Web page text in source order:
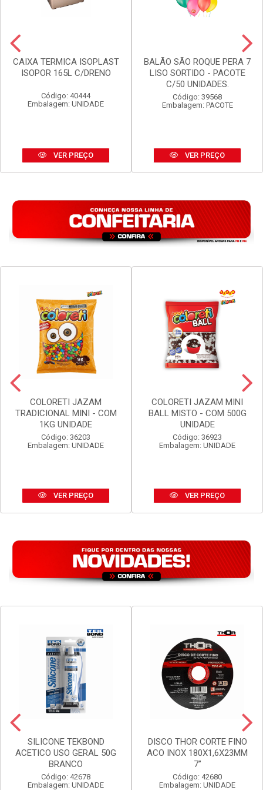
CAIXA TERMICA ISOPLAST
ISOPOR 165L C/DRENO
Código: 40444
Embalagem: UNIDADE
VER PREÇO
BALÃO SÃO ROQUE PERA 7
LISO SORTIDO - PACOTE
C/50 UNIDADES.
Código: 39568
Embalagem: PACOTE
VER PREÇO
COLORETI JAZAM
TRADICIONAL MINI - COM
1KG UNIDADE
Código: 36203
Embalagem: UNIDADE
VER PREÇO
COLORETI JAZAM MINI
BALL MISTO - COM 500G
UNIDADE
Código: 36923
Embalagem: UNIDADE
VER PREÇO
SILICONE TEKBOND
ACETICO USO GERAL 50G
BRANCO
Código: 42678
Embalagem: UNIDADE
DISCO THOR CORTE FINO
ACO INOX 180X1,6X23MM
7”
Código: 42680
Embalagem: UNIDADE